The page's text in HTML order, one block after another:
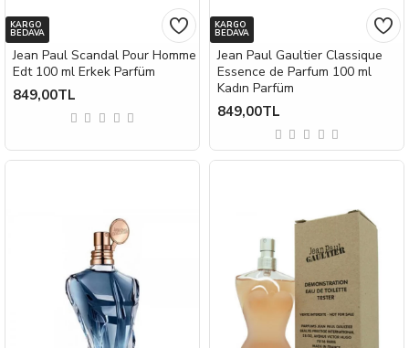
KARGO
BEDAVA
Jean Paul Scandal Pour Homme
Edt 100 ml Erkek Parfüm
849,00TL
KARGO
BEDAVA
Jean Paul Gaultier Classique
Essence de Parfum 100 ml
Kadın Parfüm
849,00TL